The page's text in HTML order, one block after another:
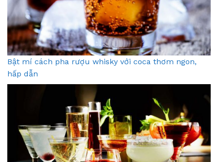
Bật mí cách pha rượu whisky với coca thơm ngon,
hấp dẫn